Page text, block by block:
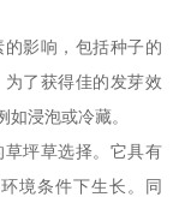
影响，包括种子的
了获得佳的发芽效
浸泡或冷藏。
坪草选择。它具有
境条件下生长。同